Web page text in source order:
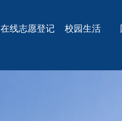
在线志愿登记 校园生活